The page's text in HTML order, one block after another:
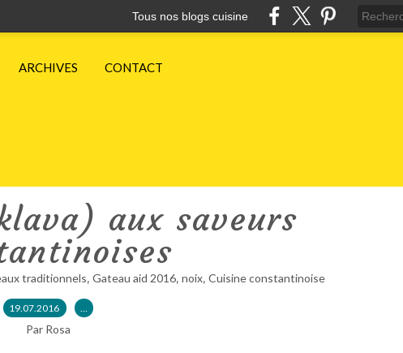
Tous nos blogs cuisine
ARCHIVES CONTACT
aux saveurs
traditionnels, Gateau aid 2016, noix, Cuisine constantinoise
19.07.2016 …
Par Rosa